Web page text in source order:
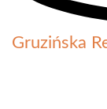
Gruzińska